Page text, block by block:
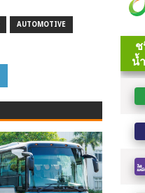
AUTOMOTIVE